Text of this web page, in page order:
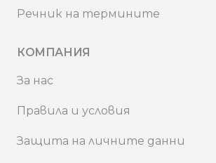
Речник на термините
КОМПАНИЯ
За нас
Правила и условия
Защита на личните данни